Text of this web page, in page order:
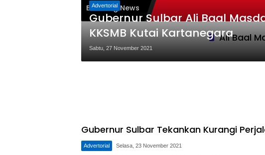
Breaking News
Ali Baal
Advertorial
Gubernur Sulbar Ali Baal
KKSMB Kutai Kartanegara
Sabtu, 27 November 2021
Gubernur Sulbar Tekankan Kurangi
Advertorial Selasa, 23 November 2021